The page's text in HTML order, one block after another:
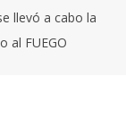
llevó a cabo la
al FUEGO